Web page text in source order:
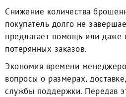
Снижение количества
покупатель долго не
предлагает помощь или даже
потерянных заказов.
Экономия времени
вопросы о размерах,
службы поддержки. Передав